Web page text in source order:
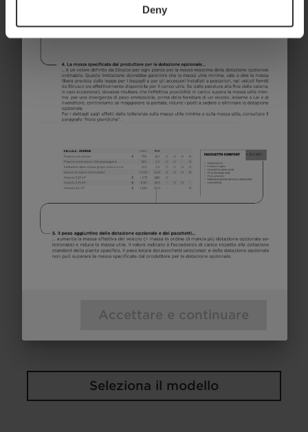
Deny
T 7.4 SBC
60.819 €
Prezzo a partire
da
2 - 5
7,4 m 3500 kg
Seleziona il modello
Accettare e continuare